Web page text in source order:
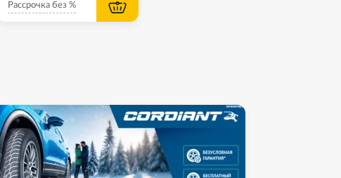
Рассрочка без %